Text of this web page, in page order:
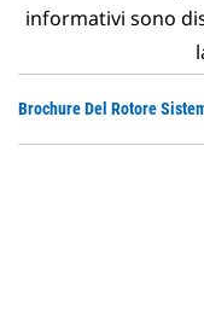
informativi sono
Brochure Del Rotore